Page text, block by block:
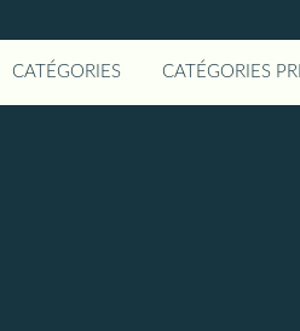
CATÉGORIES CATÉGORIES